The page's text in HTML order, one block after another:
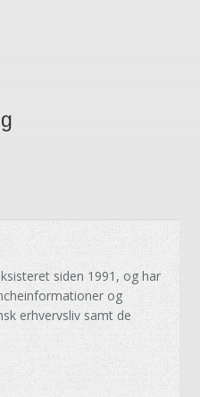
siden 1991, og har
og
erhvervsliv samt de